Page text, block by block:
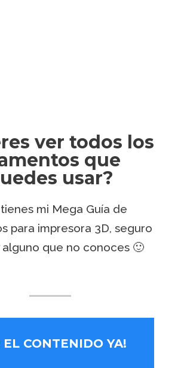
ver todos los
que
usar?
mi Mega Guía de
para impresora 3D, seguro
alguno que no conoces 🙂
EL CONTENIDO YA!